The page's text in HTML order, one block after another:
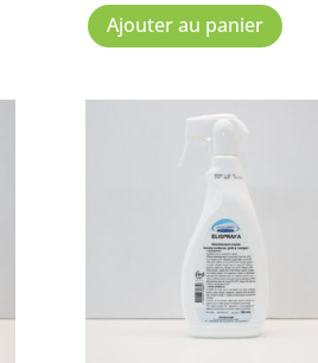
Ajouter au panier